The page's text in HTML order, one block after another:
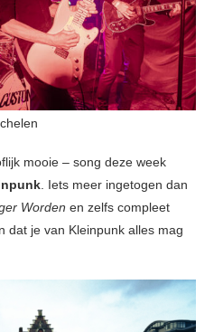
mooie – song deze week
. Iets meer ingetogen dan
Worden en zelfs compleet
dat je van Kleinpunk alles mag